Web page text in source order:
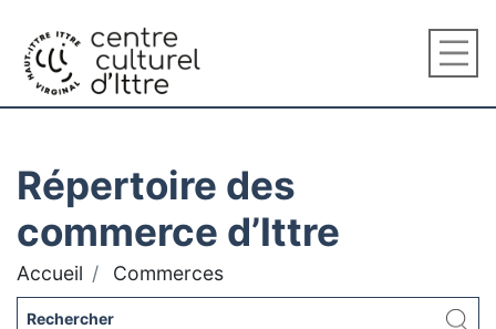
Répertoire des
commerce d’Ittre
Accueil Commerces